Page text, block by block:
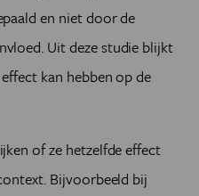
en niet door de
Uit deze studie blijkt
kan hebben op de
of ze hetzelfde effect
Bijvoorbeeld bij